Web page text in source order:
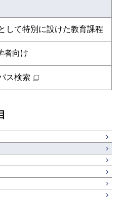
科目
して特別に設けた教育課程
者向け
ス検索